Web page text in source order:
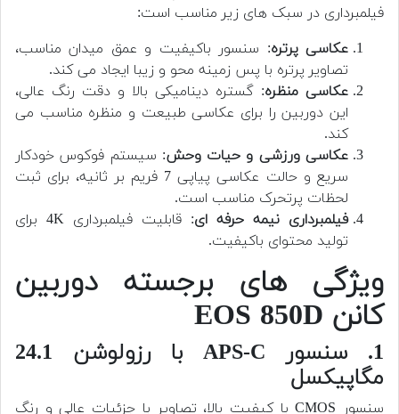
فیلمبرداری در سبک های زیر مناسب است:
عکاسی پرتره: سنسور باکیفیت و عمق میدان مناسب،
تصاویر پرتره با پس زمینه محو و زیبا ایجاد می کند.
عکاسی منظره: گستره دینامیکی بالا و دقت رنگ عالی،
این دوربین را برای عکاسی طبیعت و منظره مناسب می
کند.
عکاسی ورزشی و حیات وحش: سیستم فوکوس خودکار
سریع و حالت عکاسی پیاپی 7 فریم بر ثانیه، برای ثبت
لحظات پرتحرک مناسب است.
فیلمبرداری نیمه حرفه ای
: قابلیت فیلمبرداری 4K برای
تولید محتوای باکیفیت.
ویژگی های برجسته دوربین
کانن EOS 850D
1. سنسور APS-C با رزولوشن 24.1
مگاپیکسل
سنسور CMOS با کیفیت بالا، تصاویر با جزئیات عالی و رنگ